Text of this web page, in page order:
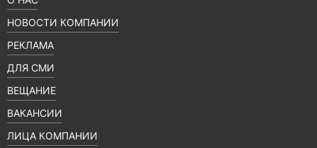
НОВОСТИ КОМПАНИИ
РЕКЛАМА
ДЛЯ СМИ
ВЕЩАНИЕ
ВАКАНСИИ
ЛИЦА КОМПАНИИ